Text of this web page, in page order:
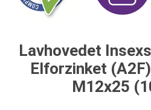
Lavhovedet
Elforzinket
M12x25